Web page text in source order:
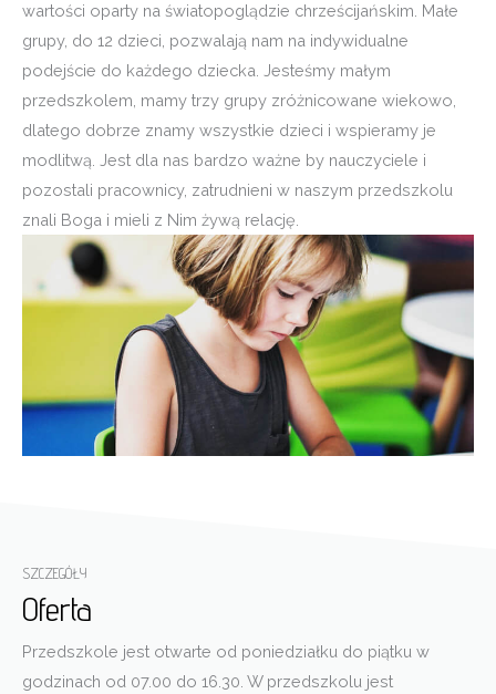
wartości oparty na światopoglądzie chrześcijańskim. Małe
grupy, do 12 dzieci, pozwalają nam na indywidualne
podejście do każdego dziecka. Jesteśmy małym
przedszkolem, mamy trzy grupy zróżnicowane wiekowo,
dlatego dobrze znamy wszystkie dzieci i wspieramy je
modlitwą. Jest dla nas bardzo ważne by nauczyciele i
pozostali pracownicy, zatrudnieni w naszym przedszkolu
znali Boga i mieli z Nim żywą relację.
SZCZEGÓŁY
Oferta
Przedszkole jest otwarte od poniedziałku do piątku w
godzinach od 07.00 do 16.30. W przedszkolu jest